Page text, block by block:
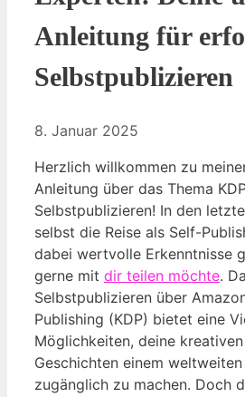
Anleitung für
Selbstpublizieren
8. Januar 2025
Herzlich willkommen zu
Anleitung über das Thema
Selbstpublizieren! In den
selbst die Reise als Self-
dabei wertvolle Erkenntnisse
gerne mit dir teilen möchte.
Selbstpublizieren über
Publishing (KDP) bietet eine
Möglichkeiten, deine
Geschichten einem
zugänglich zu machen. Doch